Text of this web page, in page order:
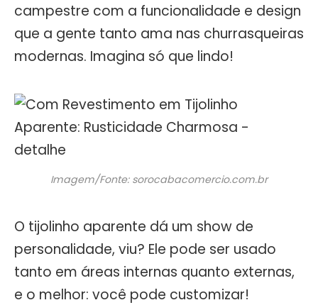
campestre com a funcionalidade e design
que a gente tanto ama nas churrasqueiras
modernas. Imagina só que lindo!
Imagem/Fonte: sorocabacomercio.com.br
O tijolinho aparente dá um show de
personalidade, viu? Ele pode ser usado
tanto em áreas internas quanto externas,
e o melhor: você pode customizar!